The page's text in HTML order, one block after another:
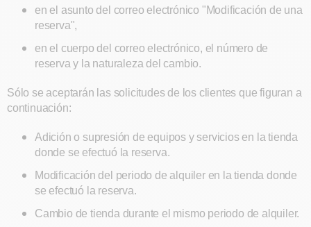
en el asunto del correo electrónico "Modificación de una
reserva",
en el cuerpo del correo electrónico, el número de
reserva y la naturaleza del cambio.
Sólo se aceptarán las solicitudes de los clientes que figuran a
continuación:
Adición o supresión de equipos y servicios en la tienda
donde se efectuó la reserva.
Modificación del periodo de alquiler en la tienda donde
se efectuó la reserva.
Cambio de tienda durante el mismo periodo de alquiler.